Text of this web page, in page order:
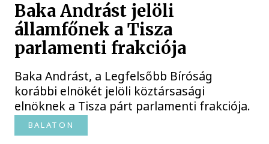
Baka Andrást jelöli
államfőnek a Tisza
parlamenti frakciója
Baka Andrást, a Legfelsőbb Bíróság
korábbi elnökét jelöli köztársasági
elnöknek a Tisza párt parlamenti frakciója.
BALATON